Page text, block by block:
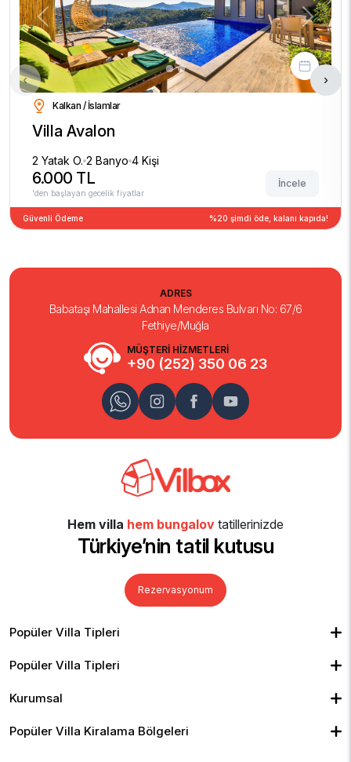
Previous Next
Kalkan / İslamlar
Villa Avalon
2 Yatak O. 2 Banyo 4 Kişi
6.000 TL
'den başlayan gecelik fiyatlar
İncele
Güvenli Ödeme %20 şimdi öde, kalanı kapıda!
‹ ›
MÜŞTERİ HİZMETLERİ
+90 (252) 350 06 23
ADRES
Babataşı Mahallesi Adnan Menderes Bulvarı No: 67/6
Fethiye/Muğla
Hem villa hem bungalov tatillerinizde
Türkiye’nin tatil kutusu
Rezervasyonum
Popüler Villa Tipleri
Kiralık Bungalov
Kapalı Havuzlu Villalar
Geniş Ailelere Uygun Villalar
Popüler Villa Tipleri
Denize Yakın Villalar
Merkeze Yakın Villalar
Kurumsal
Yorumlar
Hakkımızda
Popüler Villa Kiralama Bölgeleri